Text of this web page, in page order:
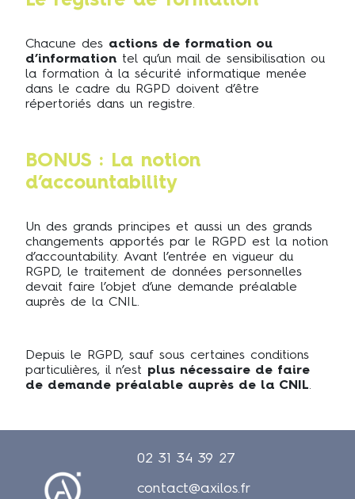
Chacune des actions de formation ou
d’information tel qu’un mail de sensibilisation ou
la formation à la sécurité informatique menée
dans le cadre du RGPD doivent d’être
répertoriés dans un registre.
BONUS : La notion
d’accountability
Un des grands principes et aussi un des grands
changements apportés par le RGPD est la notion
d’accountability. Avant l’entrée en vigueur du
RGPD, le traitement de données personnelles
devait faire l’objet d’une demande préalable
auprès de la CNIL.
Depuis le RGPD, sauf sous certaines conditions
particulières, il n’est plus nécessaire de faire
de demande préalable auprès de la CNIL.
02 31 34 39 27
contact@axilos.fr